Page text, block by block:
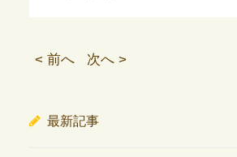
< 前へ 次へ >
最新記事